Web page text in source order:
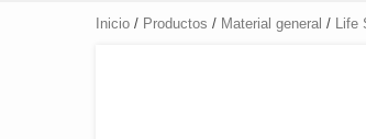
Inicio / Productos / Material general / Life